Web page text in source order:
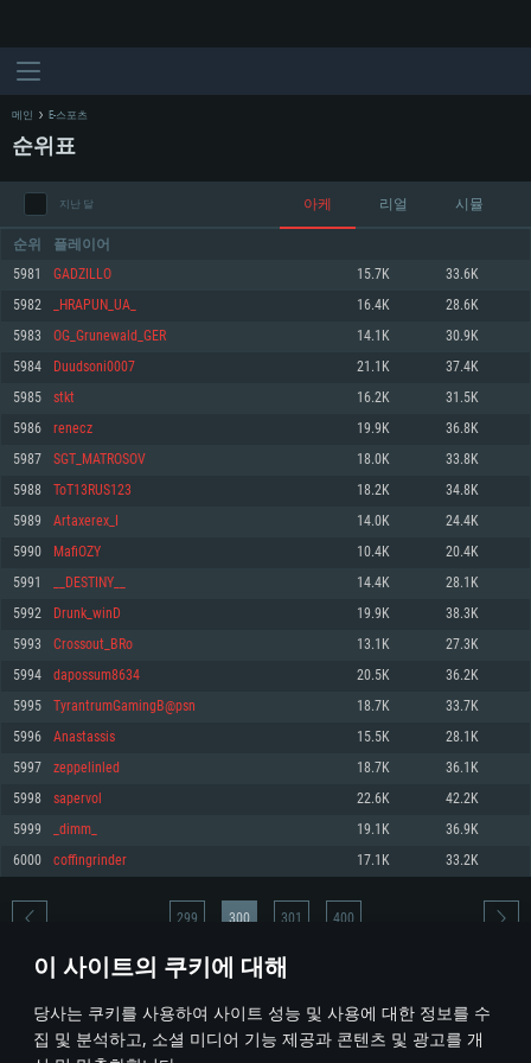
이 사이트의 쿠키에 대해
당사는 쿠키를 사용하여 사이트 성능 및 사용에 대한 정보를 수
집 및 분석하고, 소셜 미디어 기능 제공과 콘텐츠 및 광고를 개
최소사양
운영체제: Windows 10 (64 bit)
프로세서: 2.2 GHz 듀얼코어 이상
메모리: 4GB
그래픽 카드: DirectX 11 이상을 지원하는 AMD Radeon 77XX / NVIDIA
GeForce GT 660. 최소 사양 해상도: 720p
네트워크: 브로드밴드 인터넷
여유 저장 공간: 22.1 GB (최소 클라이언트)
권장 사양
570 혹은 그 이상
여유 저장 공간: 62.2 GB (전체 클라이언트)
최소사양
운영체제: Mac OS Big Sur 11.0
프로세서: 최소 2.2 GHz의 Core i5 (Intel Xeon 은 지원하지 않습니다)
메모리: 6 GB
그래픽 카드: Metal 을 지원하는 Intel Iris Pro 5200 (Mac), 혹은 이와 비슷한 성
능을 가지는 Mac 버전의 AMD/Nvidia. 최소 해상도: 720p
네트워크: 브로드밴드 인터넷
여유 저장 공간: 22.1 GB (최소 클라이언트)
권장 사양
네트워크: 브로드밴드 인터넷
여유 저장 공간: 62.2 GB (전체 클라이언트)
최소사양
운영체제: 64bit Linux 중 최신 버전
프로세서: 2.4 GHz 듀얼코어
메모리: 4 GB
그래픽 카드: Vulkan 을 지원하고, 최신 그래픽 드라이버를 지원하는 NVIDIA
660 (6개월 미만) 혹은 그와 동급의 성능을 가지며 최신 그래픽 드라이버를 지
원하는 AMD (6개월 미만; 최소사양 지원 해상도 720p)
네트워크: 브로드밴드 인터넷
여유 저장 공간: 22.1 GB (최소 클라이언트)
권장 사양
운영체제: Ubuntu 20.04 64bit
프로세서: Intel Core i7
메모리: 16 GB
그래픽 카드: Vulkan 을 지원하고, 최신 그래픽 드라이버를 지원하는 NVIDIA
1060 (6개월 미만) 혹은 그와 동급의 성능을 가지며 최신 그래픽 드라이버를
지원하는 AMD RX 570 (6개월 미만; 최소사양 지원 해상도 720p) 이상
여유 저장 공간: 62.2 GB (전체 클라이언트)
메인 E-스포츠
순위표
지난 달 아케 리얼 시뮬
순위 플레이어
5981 GADZILLO 15.7K 33.6K
5982 _HRAPUN_UA_ 16.4K 28.6K
5983 OG_Grunewald_GER 14.1K 30.9K
5984 Duudsoni0007 21.1K 37.4K
5985 stkt 16.2K 31.5K
5986 renecz 19.9K 36.8K
5987 SGT_MATROSOV 18.0K 33.8K
5988 ToT13RUS123 18.2K 34.8K
5989 Artaxerex_I 14.0K 24.4K
5990 MafiOZY 10.4K 20.4K
5991 __DESTINY__ 14.4K 28.1K
5992 Drunk_winD 19.9K 38.3K
5993 Crossout_BRo 13.1K 27.3K
5994 dapossum8634 20.5K 36.2K
5995 TyrantrumGamingB@psn 18.7K 33.7K
5996 Anastassis 15.5K 28.1K
5997 zeppelinled 18.7K 36.1K
5998 sapervol 22.6K 42.2K
5999 _dimm_ 19.1K 36.9K
6000 coffingrinder 17.1K 33.2K
* 순위표는 매일 1회 갱신됩니다
299 300 301 400